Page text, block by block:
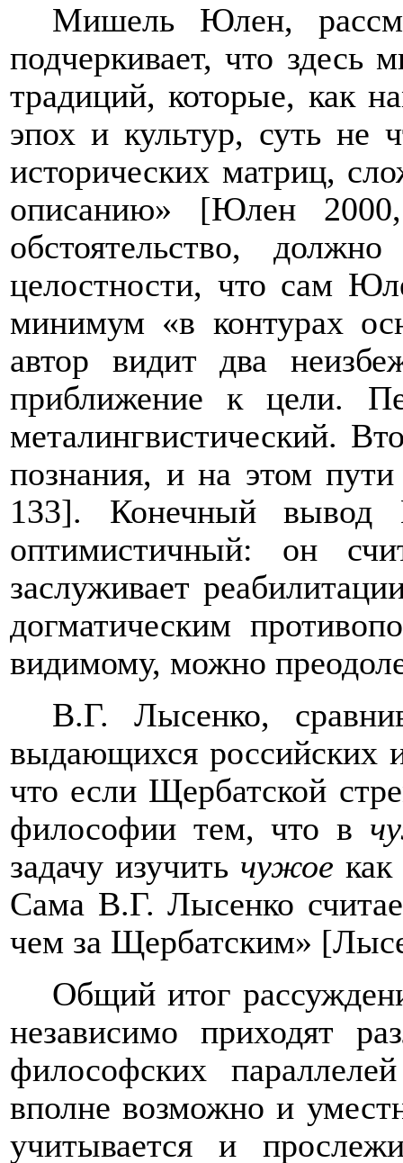
Мишель Юлен,
подчеркивает, что
традиций, которые, как
эпох и культур, суть
исторических матриц,
описанию» [Юлен
обстоятельство,
целостности, что сам
минимум «в контурах
автор видит два
приближение к цели.
металингвистический.
познания, и на этом
133]. Конечный вывод
оптимистичный: он
заслуживает
догматическим
видимому, можно
В.Г. Лысенко,
выдающихся российских
что если Щербатской
философии тем, что в
задачу изучить чужое
Сама В.Г. Лысенко
чем за Щербатским»
Общий итог
независимо приходят
философских
вполне возможно и
учитывается и